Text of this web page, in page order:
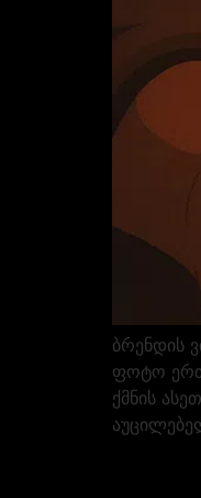
ბრენდის
ფოტო
ქმნის